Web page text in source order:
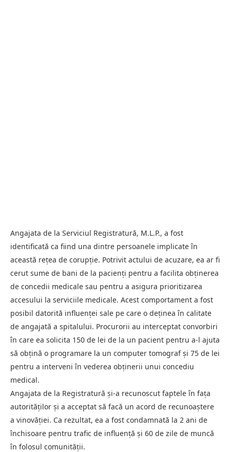
Angajata de la Serviciul Registratură, M.L.P., a fost
identificată ca fiind una dintre persoanele implicate în
această rețea de corupție. Potrivit actului de acuzare, ea ar fi
cerut sume de bani de la pacienți pentru a facilita obținerea
de concedii medicale sau pentru a asigura prioritizarea
accesului la serviciile medicale. Acest comportament a fost
posibil datorită influenței sale pe care o deținea în calitate
de angajată a spitalului. Procurorii au interceptat convorbiri
în care ea solicita 150 de lei de la un pacient pentru a-l ajuta
să obțină o programare la un computer tomograf și 75 de lei
pentru a interveni în vederea obținerii unui concediu
medical.
Angajata de la Registratură și-a recunoscut faptele în fața
autorităților și a acceptat să facă un acord de recunoaștere
a vinovăției. Ca rezultat, ea a fost condamnată la 2 ani de
închisoare pentru trafic de influență și 60 de zile de muncă
în folosul comunității.